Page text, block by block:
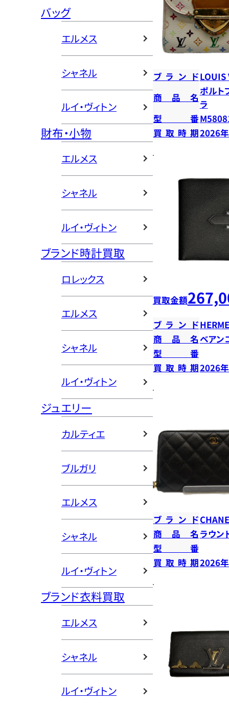
バッグ
エルメス
シャネル
ルイ・ヴィトン
財布・小物
エルメス
シャネル
ルイ・ヴィトン
ブランド時計買取
ロレックス
エルメス
シャネル
ルイ・ヴィトン
ジュエリー
カルティエ
ブルガリ
エルメス
シャネル
ルイ・ヴィトン
ブランド衣料買取
エルメス
シャネル
ルイ・ヴィトン
ブランドLOUIS
商品名
ポルト
ラ
型番
買取時期2026
買取金額
ブランド
商品名ベアン
型番
買取時期2026
ブランド
商品名 ラウン
型番
買取時期2026